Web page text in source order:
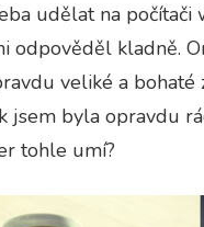
udělat na počítači
odpověděl kladně.
veliké a bohaté
jsem byla opravdu
tohle umí?